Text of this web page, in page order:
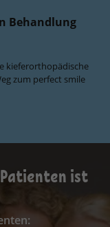
Behandlung
kieferorthopädische
zum perfect smile
ist